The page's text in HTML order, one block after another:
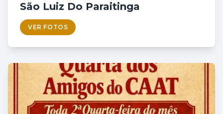
São Luiz Do Paraitinga
VER FOTOS